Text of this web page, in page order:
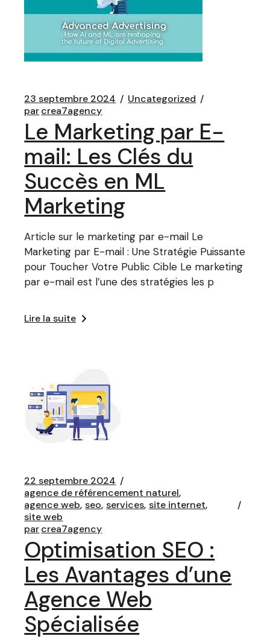
23 septembre 2024
Uncategorized
parcrea7agency
Le Marketing par E-
mail: Les Clés du
Succès en ML
Marketing
Article sur le marketing par e-mail Le
Marketing par E-mail : Une Stratégie Puissante
pour Toucher Votre Public Cible Le marketing
par e-mail est l’une des stratégies les p
Lire la suite
22 septembre 2024
agence de référencement naturel
agence web seo services site internet
site web
parcrea7agency
Optimisation SEO :
Les Avantages d’une
Agence Web
Spécialisée